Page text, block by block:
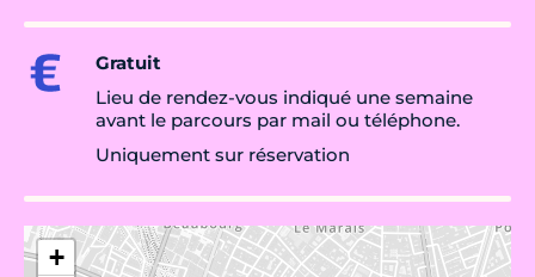
Gratuit
Lieu de rendez-vous indiqué une semaine
avant le parcours par mail ou téléphone.
Uniquement sur réservation
+